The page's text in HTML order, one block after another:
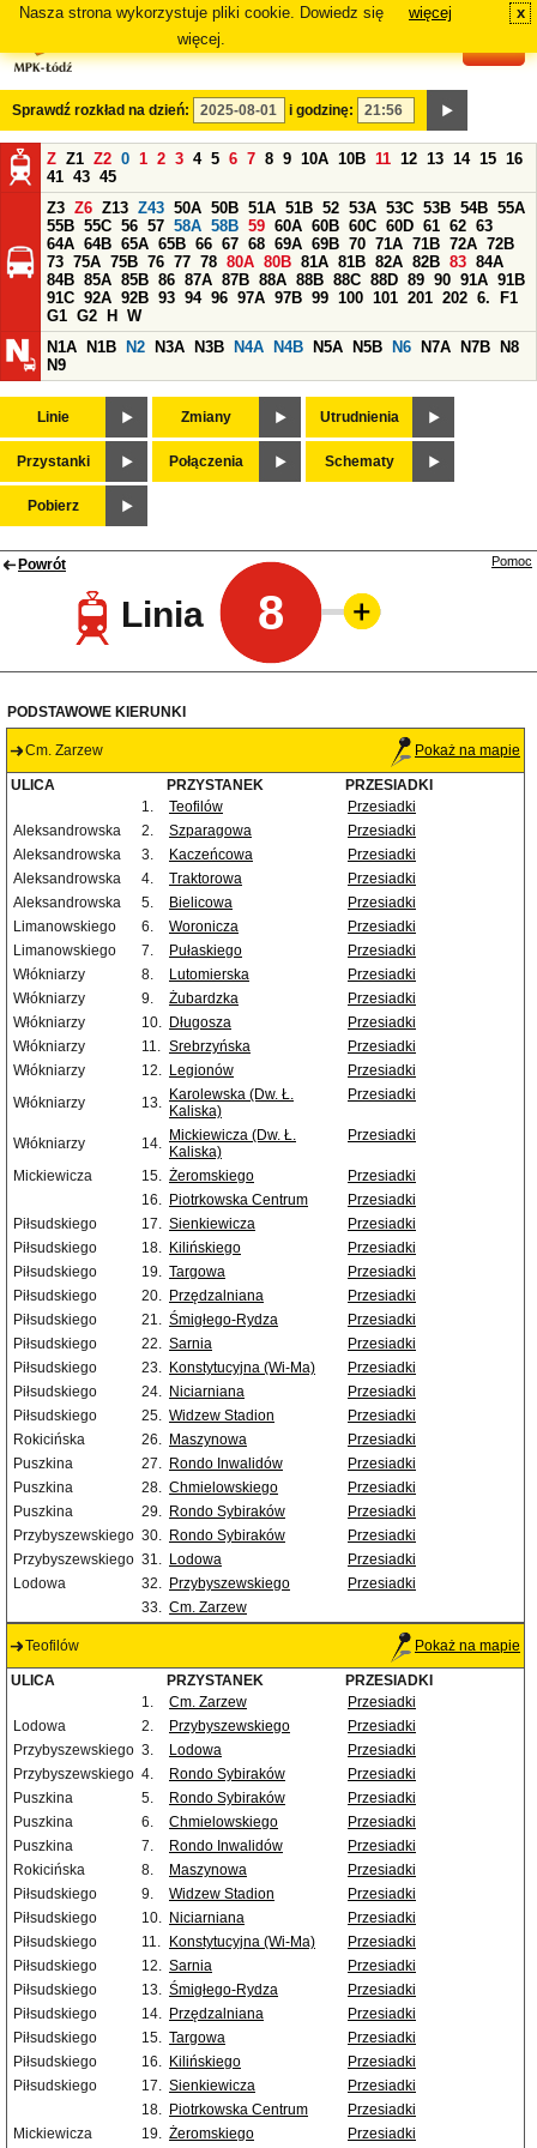
Nasza strona wykorzystuje pliki cookie. Dowiedz się
więcej.
więcej x
Sprawdź rozkład na dzień: i godzinę:
Z Z1 Z2 0 1 2 3 4 5 6 7 8 9 10A 10B 11 12 13 14 15 16
41 43 45
Z3 Z6 Z13 Z43 50A 50B 51A 51B 52 53A 53C 53B 54B 55A
55B 55C 56 57 58A 58B 59 60A 60B 60C 60D 61 62 63
64A 64B 65A 65B 66 67 68 69A 69B 70 71A 71B 72A 72B
73 75A 75B 76 77 78 80A 80B 81A 81B 82A 82B 83 84A
84B 85A 85B 86 87A 87B 88A 88B 88C 88D 89 90 91A 91B
91C 92A 92B 93 94 96 97A 97B 99 100 101 201 202 6.
F1
G1 G2 H
W
N1A
N1B N2 N3A N3B N4A N4B N5A N5B N6 N7A N7B
N8
N9
Linie Zmiany Utrudnienia
Przystanki Połączenia Schematy
Pobierz
Powrót
Linia 8
Pomoc
PODSTAWOWE KIERUNKI
Cm. Zarzew Pokaż na mapie
ULICA PRZYSTANEK
PRZESIADKI
1.
Teofilów
Przesiadki
Aleksandrowska
2. Szparagowa
Przesiadki
Aleksandrowska
3. Kaczeńcowa
Przesiadki
Aleksandrowska
4. Traktorowa
Przesiadki
Aleksandrowska
5. Bielicowa
Przesiadki
Limanowskiego
6. Woronicza
Przesiadki
Limanowskiego
7. Pułaskiego
Przesiadki
Włókniarzy
8. Lutomierska
Przesiadki
Włókniarzy
9. Żubardzka
Przesiadki
Włókniarzy
10. Długosza
Przesiadki
Włókniarzy
11. Srebrzyńska
Przesiadki
Włókniarzy
12. Legionów
Przesiadki
Włókniarzy
13. Karolewska (Dw. Ł.
Kaliska)
Przesiadki
Włókniarzy 14. Mickiewicza (Dw. Ł.
Kaliska)
Przesiadki
Mickiewicza 15. Żeromskiego
Przesiadki
16. Piotrkowska Centrum
Przesiadki
Piłsudskiego
17. Sienkiewicza
Przesiadki
Piłsudskiego
18. Kilińskiego
Przesiadki
Piłsudskiego
19. Targowa
Przesiadki
Piłsudskiego
20. Przędzalniana
Przesiadki
Piłsudskiego
21. Śmigłego-Rydza
Przesiadki
Piłsudskiego
22. Sarnia
Przesiadki
Piłsudskiego
23. Konstytucyjna (Wi-Ma)
Przesiadki
Piłsudskiego
24. Niciarniana
Przesiadki
Piłsudskiego
25. Widzew Stadion
Przesiadki
Rokicińska
26. Maszynowa
Przesiadki
Puszkina
27. Rondo Inwalidów
Przesiadki
Puszkina
28. Chmielowskiego
Przesiadki
Puszkina
29. Rondo Sybiraków
Przesiadki
Przybyszewskiego 30. Rondo Sybiraków
Przesiadki
Przybyszewskiego 31. Lodowa
Przesiadki
Lodowa
32. Przybyszewskiego
Przesiadki
33. Cm. Zarzew
Teofilów Pokaż na mapie
ULICA PRZYSTANEK
PRZESIADKI
1.
Cm. Zarzew
Przesiadki
Lodowa
2. Przybyszewskiego
Przesiadki
Przybyszewskiego 3. Lodowa
Przesiadki
Przybyszewskiego 4. Rondo Sybiraków
Przesiadki
Puszkina
5. Rondo Sybiraków
Przesiadki
Puszkina
6. Chmielowskiego
Przesiadki
Puszkina
7. Rondo Inwalidów
Przesiadki
Rokicińska
8. Maszynowa
Przesiadki
Piłsudskiego
9. Widzew Stadion
Przesiadki
Piłsudskiego
10. Niciarniana
Przesiadki
Piłsudskiego
11. Konstytucyjna (Wi-Ma)
Przesiadki
Piłsudskiego
12. Sarnia
Przesiadki
Piłsudskiego
13. Śmigłego-Rydza
Przesiadki
Piłsudskiego
14. Przędzalniana
Przesiadki
Piłsudskiego
15. Targowa
Przesiadki
Piłsudskiego
16. Kilińskiego
Przesiadki
Piłsudskiego
17. Sienkiewicza
Przesiadki
18. Piotrkowska Centrum
Przesiadki
Mickiewicza
19. Żeromskiego Przesiadki